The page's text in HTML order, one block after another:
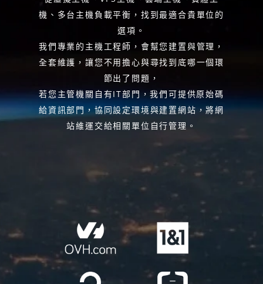
機、多台主機負載平衡，找到最適合貴單位的
選項。
我們專業的主機工程師，會幫您建置與管理，
全套維護，讓您不用擔心與尋找到底哪一個環
節出了問題，
若您主管機關自有IT部門，我們可提供原始碼
給資訊部門，協同設定環境與建置網站，將網
站維運交給相關單位自行管理。